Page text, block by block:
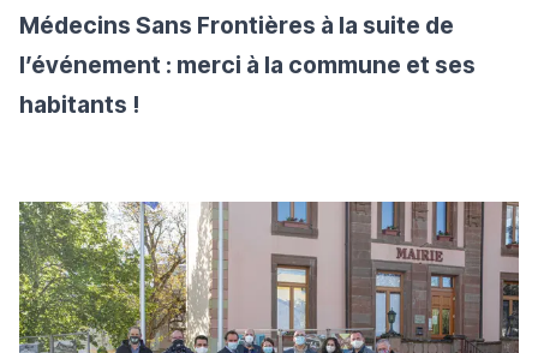
Médecins Sans Frontières à la suite de
l’événement : merci à la commune et ses
habitants !